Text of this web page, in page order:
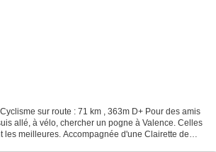
sur route : 71 km , 363m D+ Pour des amis
allé, à vélo, chercher un pogne à Valence. Celles
les meilleures. Accompagnée d'une Clairette de